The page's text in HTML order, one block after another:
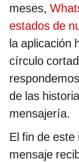
meses,
estados de
la aplicación
círculo
de las
mensajería.
El fin de
mensaje